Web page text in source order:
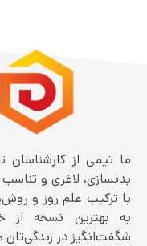
ما تیمی از
بدنسازی، لاغری و
با ترکیب علم روز و
به بهترین نسخه از
شگفت‌انگیز در